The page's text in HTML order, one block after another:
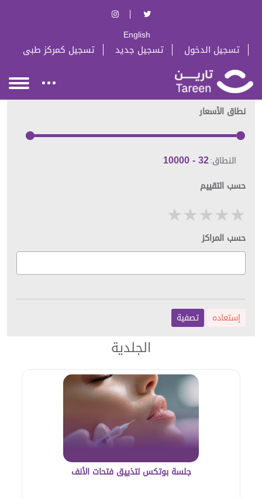
English
تسجيل الدخول تسجيل جديد تسجيل كمركز طبى
نطاق الأسعار
النطاق:
حسب التقييم
حسب المراكز
إستعاده تصفية
الجلدية
جلسة بوتكس لتذييق فتحات الأنف